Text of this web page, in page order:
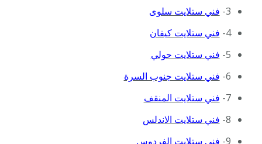
3- فني ستلايت سلوى
4- فني ستلايت كيفان
5- فني ستلايت حولي
6- فني ستلايت جنوب السرة
7- فني ستلايت المنقف
8- فني ستلايت الاندلس
9- فني ستلايت الفردوس